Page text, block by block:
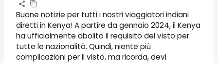
Buone notizie per tutti i nostri viaggiatori indiani
diretti in Kenya! A partire da gennaio 2024, il Kenya
ha ufficialmente abolito il requisito del visto per
tutte le nazionalità. Quindi, niente più
complicazioni per il visto, ma ricorda, devi